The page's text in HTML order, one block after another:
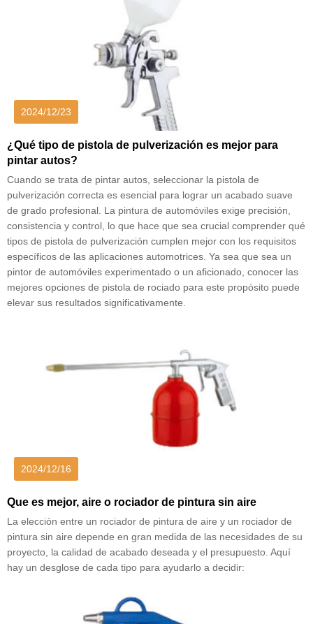
2024/12/23
¿Qué tipo de pistola de pulverización es mejor para
pintar autos?
Cuando se trata de pintar autos, seleccionar la pistola de
pulverización correcta es esencial para lograr un acabado suave
de grado profesional. La pintura de automóviles exige precisión,
consistencia y control, lo que hace que sea crucial comprender qué
tipos de pistola de pulverización cumplen mejor con los requisitos
específicos de las aplicaciones automotrices. Ya sea que sea un
pintor de automóviles experimentado o un aficionado, conocer las
mejores opciones de pistola de rociado para este propósito puede
elevar sus resultados significativamente.
2024/12/16
Que es mejor, aire o rociador de pintura sin aire
La elección entre un rociador de pintura de aire y un rociador de
pintura sin aire depende en gran medida de las necesidades de su
proyecto, la calidad de acabado deseada y el presupuesto. Aquí
hay un desglose de cada tipo para ayudarlo a decidir: